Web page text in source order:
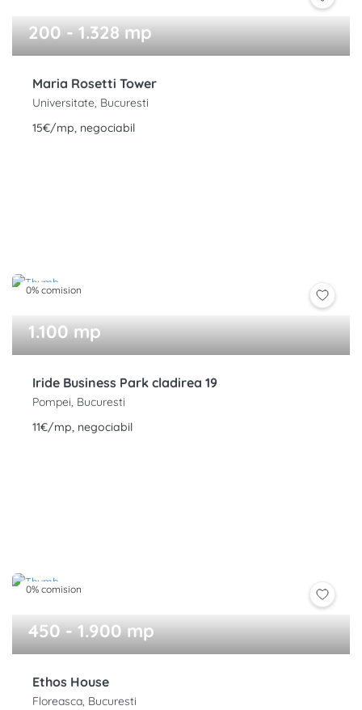
200 - 1.328 mp
Maria Rosetti Tower
Universitate, Bucuresti
15€/mp, negociabil
0% comision
1.100 mp
Iride Business Park cladirea 19
Pompei, Bucuresti
11€/mp, negociabil
0% comision
450 - 1.900 mp
Ethos House
Floreasca, Bucuresti